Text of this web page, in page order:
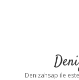
Denizahsap ile